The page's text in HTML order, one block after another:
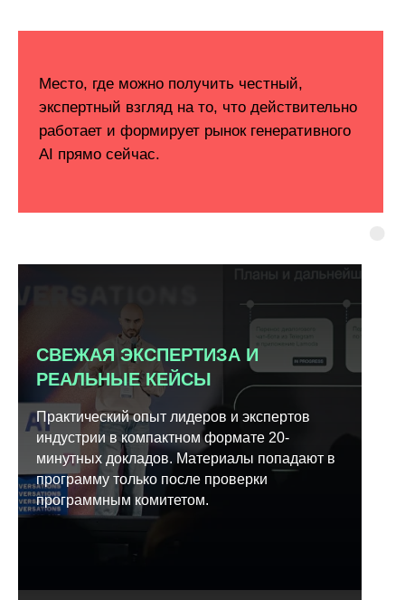
СВЕЖАЯ ЭКСПЕРТИЗА И
РЕАЛЬНЫЕ КЕЙСЫ
Практический опыт лидеров и экспертов
индустрии в компактном формате 20-
минутных докладов. Материалы попадают в
программу только после проверки
программным комитетом.